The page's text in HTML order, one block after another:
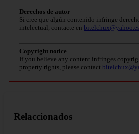
Derechos de autor
Si cree que algún contenido infringe
intelectual, contacte en
Copyright notice
If you believe any content infringes
property rights, please contact
Relaccionados